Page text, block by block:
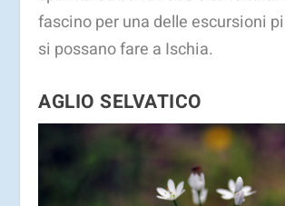
fascino per una delle escursioni
si possano fare a Ischia.
AGLIO SELVATICO